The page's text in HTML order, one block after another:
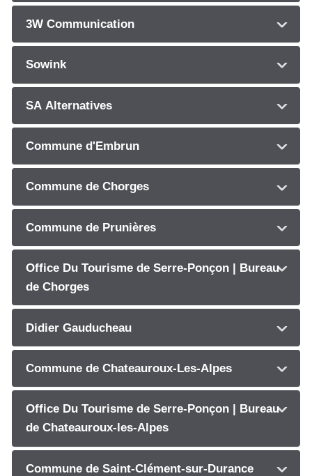
3W Communication
Sowink
SA Alternatives
Commune d'Embrun
Commune de Chorges
Commune de Prunières
Office Du Tourisme de Serre-Ponçon | Bureau
de Chorges
Didier Gauducheau
Commune de Chateauroux-Les-Alpes
Office Du Tourisme de Serre-Ponçon | Bureau
de Chateauroux-les-Alpes
Commune de Saint-Clément-sur-Durance